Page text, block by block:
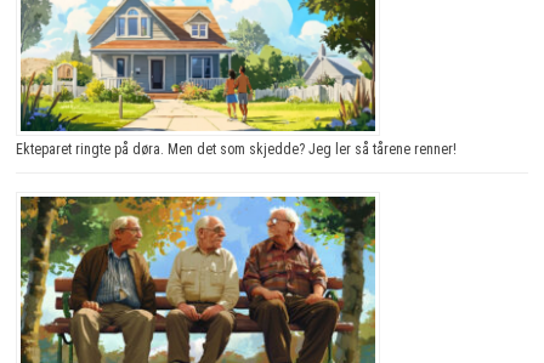
Ekteparet ringte på døra. Men det som skjedde? Jeg ler så tårene renner!